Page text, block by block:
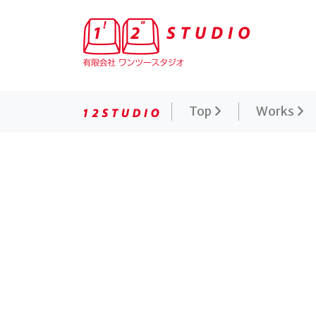
有限会社ワンツースタジオ 映画公式サイト制作専門
Top Works